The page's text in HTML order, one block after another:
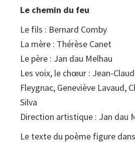
Le chemin du feu
Le fils : Bernard Comby
La mère : Thérèse Canet
Le père : Jan dau Melhau
Les voix, le chœur : Jean-
Fleygnac, Geneviève Lavaud,
Silva
Direction artistique : Jan dau
Le texte du poème figure